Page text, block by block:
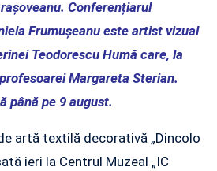
Conferențiarul
Frumușeanu este artist vizual
Teodorescu Humă care, la
Margareta Sterian.
până pe 9 august.
artă textilă decorativă „Dincolo
ieri la Centrul Muzeal „IC